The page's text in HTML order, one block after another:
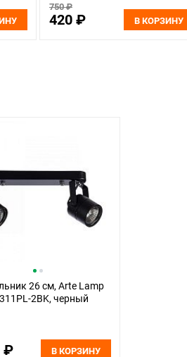
750 ₽
420 ₽ В КОРЗИНУ
26 см, Arte Lamp
2BK, черный
₽ В КОРЗИНУ